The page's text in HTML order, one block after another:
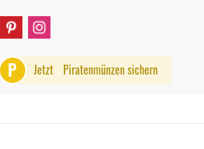
P Jetzt Piratenmünzen sichern